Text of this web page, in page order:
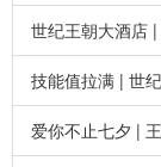
世纪王朝大酒店
技能值拉满 | 世
爱你不止七夕 |